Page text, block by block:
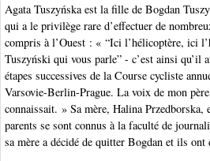
Agata Tuszyńska est la fille de Bogdan
qui a le privilège rare d’effectuer de
compris à l’Ouest : « “Ici l’hélicoptère, ici
Tuszyński qui vous parle” - c’est ainsi qu’il
étapes successives de la Course cycliste
Varsovie-Berlin-Prague. La voix de mon
connaissait. » Sa mère, Halina Przedborska,
parents se sont connus à la faculté de
sa mère a décidé de quitter Bogdan et ils ont